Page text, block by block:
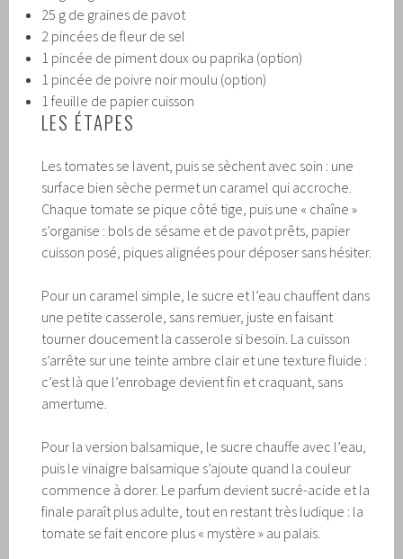
25 g de graines de pavot
2 pincées de fleur de sel
1 pincée de piment doux ou paprika (option)
1 pincée de poivre noir moulu (option)
1 feuille de papier cuisson
LES ÉTAPES
Les tomates se lavent, puis se sèchent avec soin : une
surface bien sèche permet un caramel qui accroche.
Chaque tomate se pique côté tige, puis une « chaîne »
s’organise : bols de sésame et de pavot prêts, papier
cuisson posé, piques alignées pour déposer sans hésiter.
Pour un caramel simple, le sucre et l’eau chauffent dans
une petite casserole, sans remuer, juste en faisant
tourner doucement la casserole si besoin. La cuisson
s’arrête sur une teinte ambre clair et une texture fluide :
c’est là que l’enrobage devient fin et craquant, sans
amertume.
Pour la version balsamique, le sucre chauffe avec l’eau,
puis le vinaigre balsamique s’ajoute quand la couleur
commence à dorer. Le parfum devient sucré-acide et la
finale paraît plus adulte, tout en restant très ludique : la
tomate se fait encore plus « mystère » au palais.